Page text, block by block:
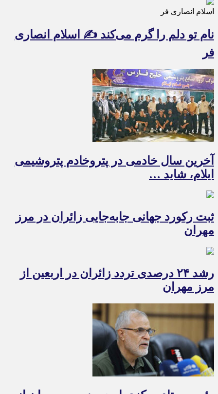
اسلام انصاری فر
نام تو دلم را گرم می‌کند ✍️ اسلام انصاری
فر
آخرین سال خادمی در پتروخادم پتروشیمی
ایلام، شاید …
ثبت رکورد جهانی جابه‌جایی زائران در مرز
مهران
رشد ۲۴ درصدی تردد زائران در اربعین از
مرز مهران